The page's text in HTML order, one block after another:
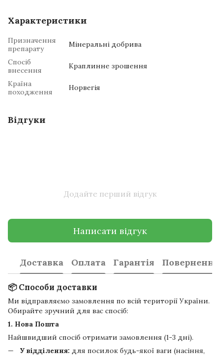
Характеристики
Призначення
препарату
Мінеральні добрива
Спосіб
внесення
Краплинне зрошення
Країна
походження
Норвегія
Відгуки
Додайте перший відгук
Написати відгук
Доставка Оплата Гарантія Повернення
📦 Способи доставки
Ми відправляємо замовлення по всій території України.
Обирайте зручний для вас спосіб:
1. Нова Пошта
Найшвидший спосіб отримати замовлення (1-3 дні).
У відділення: для посилок будь-якої ваги (насіння,